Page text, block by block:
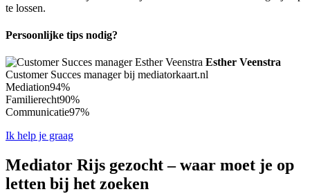
te lossen.
Persoonlijke tips nodig?
Esther Veenstra
Customer Succes manager bij mediatorkaart.nl
Mediation94%
Familierecht90%
Communicatie97%
Ik help je graag
Mediator Rijs gezocht – waar moet je op
letten bij het zoeken